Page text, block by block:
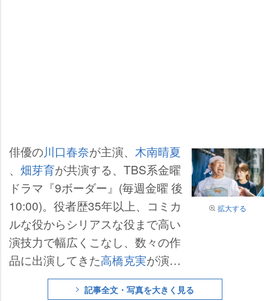
拡大する
俳優の川口春奈が主演、 木南晴夏
、 畑芽育が共演する、TBS系金曜
ドラマ『9ボーダー』(毎週金曜 後
10:00)。役者歴35年以上、コミカ
ルな役からシリアスな役まで高い
演技力で幅広くこなし、数々の作
品に出演してきた高橋克実が演じ
るのは、銭湯「おおば湯」の店主
で、19歳・29歳・39歳と、各年
記事全文・写真を大きく見る